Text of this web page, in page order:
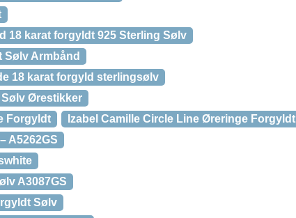
18 karat forgyldt 925 Sterling Sølv
Sølv Armbånd
18 karat forgyld sterlingsølv
Sølv Ørestikker
Forgyldt
Izabel Camille Circle Line Øreringe Forgyldt
A5262GS
A3087GS
Sølv